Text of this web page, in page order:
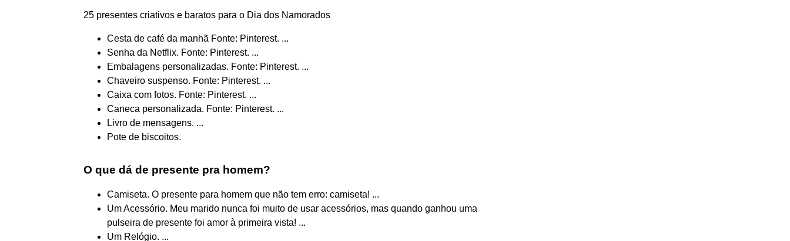
25 presentes criativos e baratos para o Dia dos Namorados
Cesta de café da manhã Fonte: Pinterest. ...
Senha da Netflix. Fonte: Pinterest. ...
Embalagens personalizadas. Fonte: Pinterest. ...
Chaveiro suspenso. Fonte: Pinterest. ...
Caixa com fotos. Fonte: Pinterest. ...
Caneca personalizada. Fonte: Pinterest. ...
Livro de mensagens. ...
Pote de biscoitos.
O que dá de presente pra homem?
Camiseta. O presente para homem que não tem erro: camiseta! ...
Um Acessório. Meu marido nunca foi muito de usar acessórios, mas quando ganhou uma
pulseira de presente foi amor à primeira vista! ...
Um Relógio. ...